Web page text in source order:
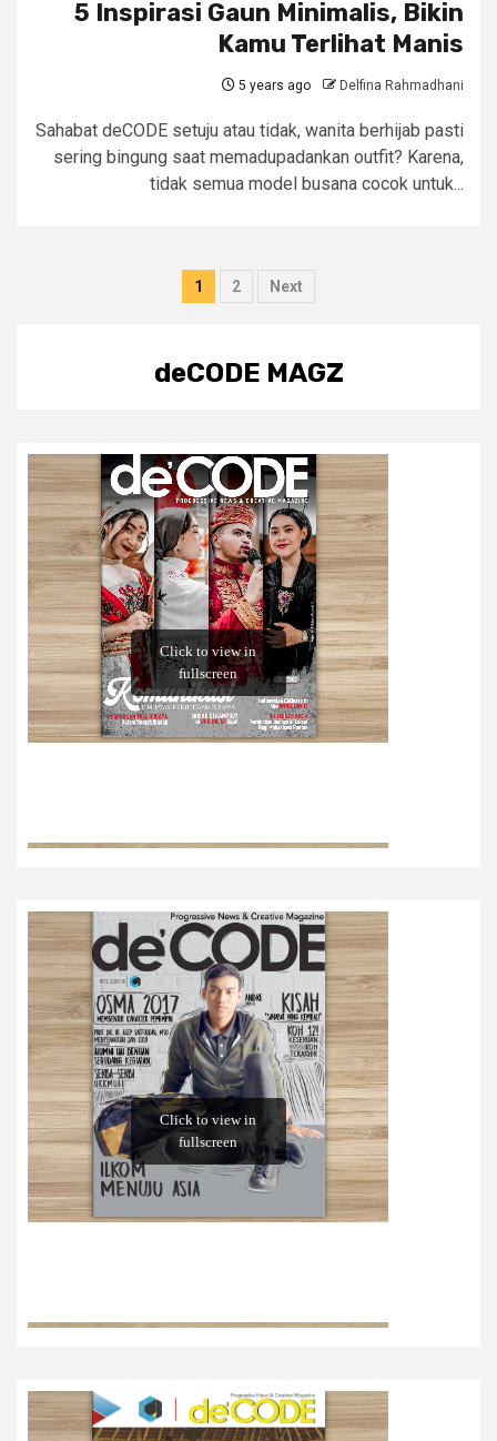
5 Inspirasi Gaun Minimalis, Bikin
Kamu Terlihat Manis
5 years ago Delfina Rahmadhani
Sahabat deCODE setuju atau tidak, wanita berhijab pasti
sering bingung saat memadupadankan outfit? Karena,
tidak semua model busana cocok untuk...
Posts
1 2 Next
deCODE MAGZ